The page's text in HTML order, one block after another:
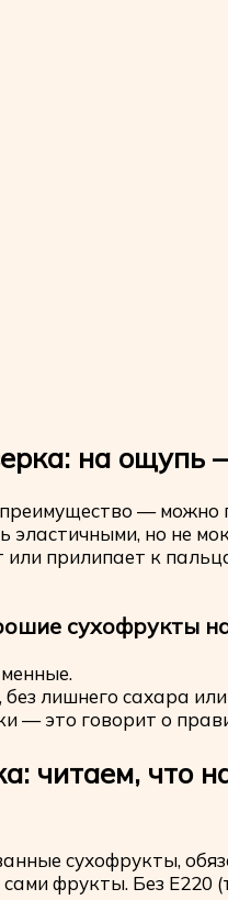
на ощупь
— можно
но не
или прилипает к
сухофрукты
лишнего сахара
— это говорит о
читаем, что
сухофрукты,
фрукты. Без Е220